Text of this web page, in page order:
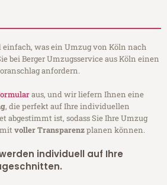
was ein Umzug von Köln nach
bei Berger Umzugsservice aus Köln einen
anfordern.
aus, und wir liefern Ihnen eine
, die perfekt auf Ihre individuellen
abgestimmt ist, sodass Sie Ihre Umzug
voller Transparenzplanen können.
individuell auf Ihre